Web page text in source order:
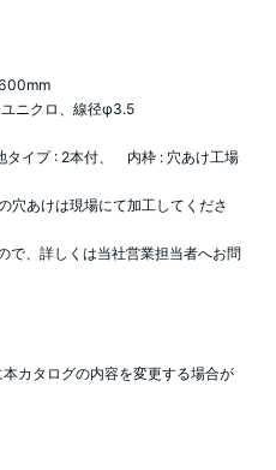
ニクロ、線径φ3.5
イプ : 2本付、 内枠 : 穴あけ工場
穴あけは現場にて加工してくださ
で、詳しくは当社営業担当者へお問
カタログの内容を変更する場合が